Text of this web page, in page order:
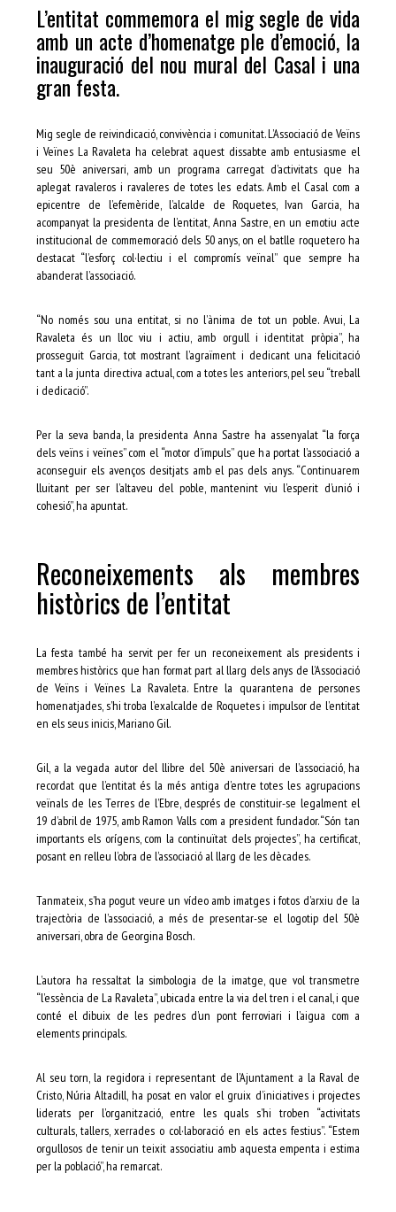
L’entitat commemora el mig segle de vida
amb un acte d’homenatge ple d’emoció, la
inauguració del nou mural del Casal i una
gran festa.
Mig segle de reivindicació, convivència i comunitat. L’Associació de Veïns
i Veïnes La Ravaleta ha celebrat aquest dissabte amb entusiasme el
seu 50è aniversari, amb un programa carregat d’activitats que ha
aplegat ravaleros i ravaleres de totes les edats. Amb el Casal com a
epicentre de l’efemèride, l’alcalde de Roquetes, Ivan Garcia, ha
acompanyat la presidenta de l’entitat, Anna Sastre, en un emotiu acte
institucional de commemoració dels 50 anys, on el batlle roquetero ha
destacat “l’esforç col·lectiu i el compromís veïnal” que sempre ha
abanderat l’associació.
“No només sou una entitat, si no l’ànima de tot un poble. Avui, La
Ravaleta és un lloc viu i actiu, amb orgull i identitat pròpia”, ha
prosseguit Garcia, tot mostrant l’agraïment i dedicant una felicitació
tant a la junta directiva actual, com a totes les anteriors, pel seu “treball
i dedicació”.
Per la seva banda, la presidenta Anna Sastre ha assenyalat “la força
dels veïns i veïnes” com el “motor d’impuls” que ha portat l’associació a
aconseguir els avenços desitjats amb el pas dels anys. “Continuarem
lluitant per ser l’altaveu del poble, mantenint viu l’esperit d’unió i
cohesió”, ha apuntat.
Reconeixements als membres
històrics de l’entitat
La festa també ha servit per fer un reconeixement als presidents i
membres històrics que han format part al llarg dels anys de l’Associació
de Veïns i Veïnes La Ravaleta. Entre la quarantena de persones
homenatjades, s’hi troba l’exalcalde de Roquetes i impulsor de l’entitat
en els seus inicis, Mariano Gil.
Gil, a la vegada autor del llibre del 50è aniversari de l’associació, ha
recordat que l’entitat és la més antiga d’entre totes les agrupacions
veïnals de les Terres de l’Ebre, després de constituir-se legalment el
19 d’abril de 1975, amb Ramon Valls com a president fundador. “Són tan
importants els orígens, com la continuïtat dels projectes”, ha certificat,
posant en relleu l’obra de l’associació al llarg de les dècades.
Tanmateix, s’ha pogut veure un vídeo amb imatges i fotos d’arxiu de la
trajectòria de l’associació, a més de presentar-se el logotip del 50è
aniversari, obra de Georgina Bosch.
L’autora ha ressaltat la simbologia de la imatge, que vol transmetre
“l’essència de La Ravaleta”, ubicada entre la via del tren i el canal, i que
conté el dibuix de les pedres d’un pont ferroviari i l’aigua com a
elements principals.
Al seu torn, la regidora i representant de l’Ajuntament a la Raval de
Cristo, Núria Altadill, ha posat en valor el gruix d’iniciatives i projectes
liderats per l’organització, entre les quals s’hi troben “activitats
culturals, tallers, xerrades o col·laboració en els actes festius”. “Estem
orgullosos de tenir un teixit associatiu amb aquesta empenta i estima
per la població”, ha remarcat.